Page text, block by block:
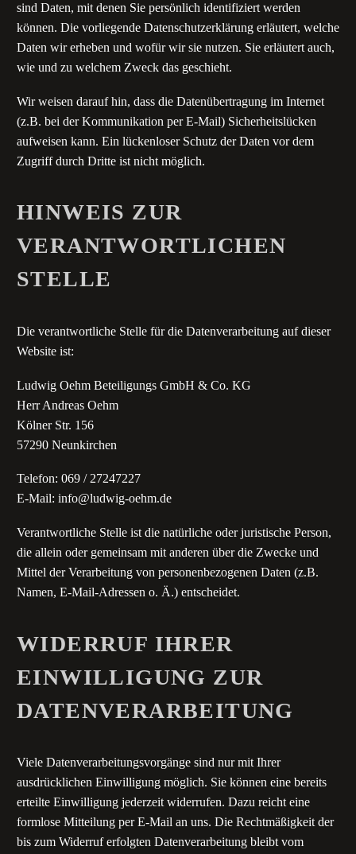
sind Daten, mit denen Sie persönlich identifiziert werden
können. Die vorliegende Datenschutzerklärung erläutert, welche
Daten wir erheben und wofür wir sie nutzen. Sie erläutert auch,
wie und zu welchem Zweck das geschieht.
Wir weisen darauf hin, dass die Datenübertragung im Internet
(z.B. bei der Kommunikation per E-Mail) Sicherheitslücken
aufweisen kann. Ein lückenloser Schutz der Daten vor dem
Zugriff durch Dritte ist nicht möglich.
HINWEIS ZUR
VERANTWORTLICHEN
STELLE
Die verantwortliche Stelle für die Datenverarbeitung auf dieser
Website ist:
Ludwig Oehm Beteiligungs GmbH & Co. KG
Herr Andreas Oehm
Kölner Str. 156
57290 Neunkirchen
Telefon: 069 / 27247227
E-Mail: info@ludwig-oehm.de
Verantwortliche Stelle ist die natürliche oder juristische Person,
die allein oder gemeinsam mit anderen über die Zwecke und
Mittel der Verarbeitung von personenbezogenen Daten (z.B.
Namen, E-Mail-Adressen o. Ä.) entscheidet.
WIDERRUF IHRER
EINWILLIGUNG ZUR
DATENVERARBEITUNG
Viele Datenverarbeitungsvorgänge sind nur mit Ihrer
ausdrücklichen Einwilligung möglich. Sie können eine bereits
erteilte Einwilligung jederzeit widerrufen. Dazu reicht eine
formlose Mitteilung per E-Mail an uns. Die Rechtmäßigkeit der
bis zum Widerruf erfolgten Datenverarbeitung bleibt vom